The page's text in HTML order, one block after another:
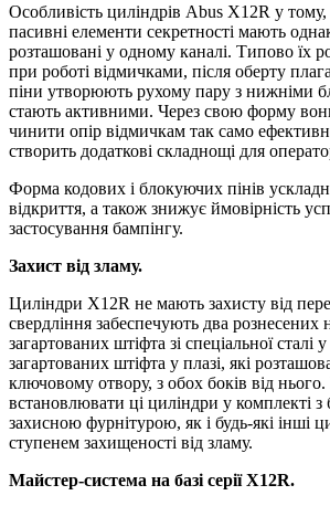
Особливість циліндрів Abus X12R у тому,
пасивні елементи секретності мають
розташовані у одному каналі. Типово їх
при роботі відмичками, після оберту
піни утворюють рухому пару з нижніми
стають активними. Через свою форму
чинити опір відмичкам так само
створить додаткові складнощі для
Форма кодових і блокуючих пінів
відкриття, а також знижує ймовірність
застосування бампінгу.
Захист від зламу.
Циліндри X12R не мають захисту від
свердління забеспечують два рознесених
загартованих штіфта зі спеціальної сталі
загартованих штіфта у плазі, які
ключовому отвору, з обох боків від
встановлювати ці циліндри у комплекті
захисною фурнітурою, як і будь-які інші
ступенем захищеності від зламу.
Майстер-система на базі серії X12R.